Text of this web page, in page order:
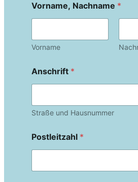
Vorname, Nachname *
Vorname
Anschrift *
Straße und Hausnummer
Postleitzahl *